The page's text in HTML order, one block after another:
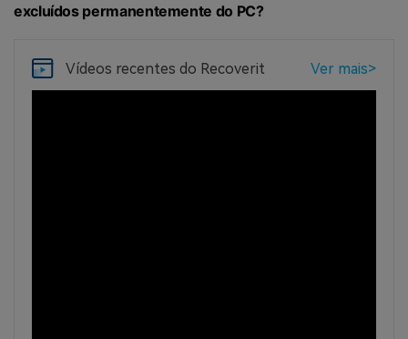
excluídos permanentemente do PC?
Vídeos recentes do Recoverit Ver mais>